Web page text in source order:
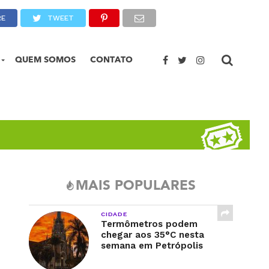
QUEM SOMOS CONTATO
TWEET
MAIS POPULARES
CIDADE
Termômetros podem
chegar aos 35°C nesta
semana em Petrópolis